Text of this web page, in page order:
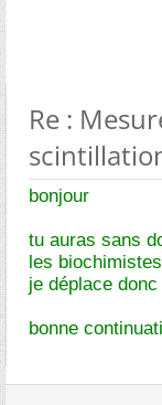
Re :
bonjour
tu auras sans
les
je déplace
bonne